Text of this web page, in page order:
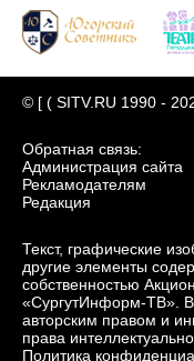
© [ ( SITV.RU 1990 -
Обратная связь:
Администрация сайта
Рекламодателям
Редакция
Текст, графические
другие элементы
собственностью
«СургутИнформ-ТВ».
авторским правом и
права
Политика